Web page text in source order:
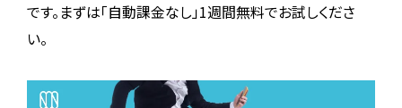
です。まずは「自動課金なし」1週間無料でお試しくださ
い。